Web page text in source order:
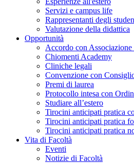
Servizi e campus life
Rappresentanti degli
Valutazione della didattica
Opportunità
Accordo con
Chiomenti Academy
Cliniche legali
Convenzione con
Premi di laurea
Protocollo intesa con
Studiare all’estero
Tirocini anticipati pratica
Tirocini anticipati pratica
Tirocini anticipati pratica
Vita di Facoltà
Eventi
Notizie di Facoltà